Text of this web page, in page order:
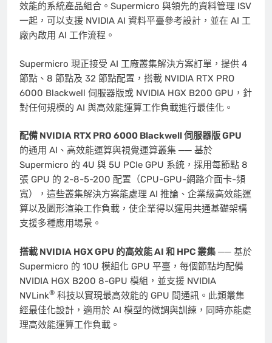
效能的系統產品組合。Supermicro 與領先的資料管理 ISV
一起，可以支援 NVIDIA AI 資料平臺參考設計，並在 AI 工
廠內啟用 AI 工作流程。
Supermicro 現正接受 AI 工廠叢集解決方案訂單，提供 4
節點、8 節點及 32 節點配置，搭載 NVIDIA RTX PRO
6000 Blackwell 伺服器版或 NVIDIA HGX B200 GPU，針
對任何規模的 AI 與高效能運算工作負載進行最佳化。
配備 NVIDIA RTX PRO 6000 Blackwell 伺服器版GPU
的通用 AI、高效能運算與視覺運算叢集 ── 基於
Supermicro 的 4U 與 5U PCIe GPU 系統，採用每節點 8
張 GPU 的 2-8-5-200 配置（CPU-GPU-網路介面卡-頻
寬），這些叢集解決方案能處理 AI 推論、企業級高效能運
算以及圖形渲染工作負載，使企業得以運用共通基礎架構
支援多種應用場景。
搭載 NVIDIA HGX GPU 的高效能 AI 和 HPC 叢集 ── 基於
Supermicro 的 10U 模組化 GPU 平臺，每個節點均配備
NVIDIA HGX B200 8-GPU 模組，並支援 NVIDIA
NVLink® 科技以實現最高效能的 GPU 間通訊。此類叢集
經最佳化設計，適用於 AI 模型的微調與訓練，同時亦能處
理高效能運算工作負載。